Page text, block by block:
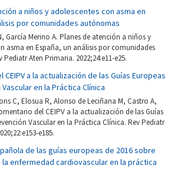
a niños y adolescentes con asma en
por comunidades autónomas
García Merino A. Planes de atención a niños y
asma en España, un análisis por comunidades
Aten Primaria. 2022;24:e11-e25.
CEIPV a la actualización de las Guías Europeas
en la Práctica Clínica
C, Elosua R, Alonso de Leciñana M, Castro A,
del CEIPV a la actualización de las Guías
Vascular en la Práctica Clínica. Rev Pediatr
e185.
de las guías europeas de 2016 sobre
enfermedad cardiovascular en la práctica